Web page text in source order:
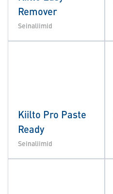
Remover
Seinaliimid
Kiilto Pro Paste
Ready
Seinaliimid